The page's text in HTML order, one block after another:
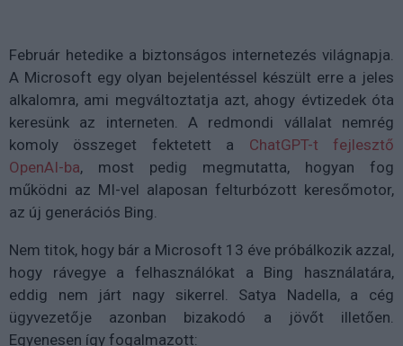
Február hetedike a biztonságos internetezés világnapja.
A Microsoft egy olyan bejelentéssel készült erre a jeles
alkalomra, ami megváltoztatja azt, ahogy évtizedek óta
keresünk az interneten. A redmondi vállalat nemrég
komoly összeget fektetett a ChatGPT-t fejlesztő
OpenAI-ba, most pedig megmutatta, hogyan fog
működni az MI-vel alaposan felturbózott keresőmotor,
az új generációs Bing.
Nem titok, hogy bár a Microsoft 13 éve próbálkozik azzal,
hogy rávegye a felhasználókat a Bing használatára,
eddig nem járt nagy sikerrel. Satya Nadella, a cég
ügyvezetője azonban bizakodó a jövőt illetően.
Egyenesen így fogalmazott: